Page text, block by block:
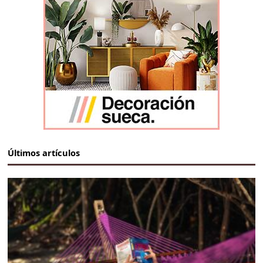
Últimos artículos